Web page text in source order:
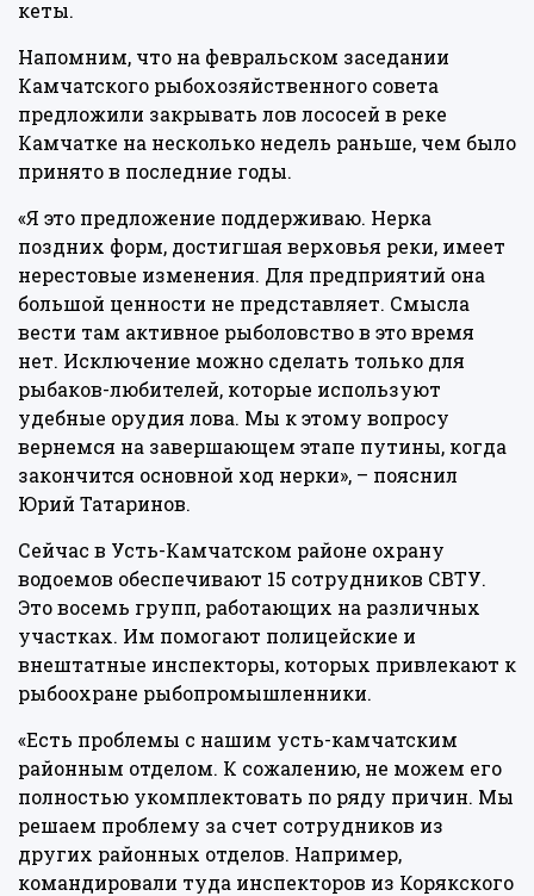
кеты.
Напомним, что на февральском заседании
Камчатского рыбохозяйственного совета
предложили закрывать лов лососей в реке
Камчатке на несколько недель раньше, чем было
принято в последние годы.
«Я это предложение поддерживаю. Нерка
поздних форм, достигшая верховья реки, имеет
нерестовые изменения. Для предприятий она
большой ценности не представляет. Смысла
вести там активное рыболовство в это время
нет. Исключение можно сделать только для
рыбаков-любителей, которые используют
удебные орудия лова. Мы к этому вопросу
вернемся на завершающем этапе путины, когда
закончится основной ход нерки», – пояснил
Юрий Татаринов.
Сейчас в Усть-Камчатском районе охрану
водоемов обеспечивают 15 сотрудников СВТУ.
Это восемь групп, работающих на различных
участках. Им помогают полицейские и
внештатные инспекторы, которых привлекают к
рыбоохране рыбопромышленники.
«Есть проблемы с нашим усть-камчатским
районным отделом. К сожалению, не можем его
полностью укомплектовать по ряду причин. Мы
решаем проблему за счет сотрудников из
других районных отделов. Например,
командировали туда инспекторов из Корякского